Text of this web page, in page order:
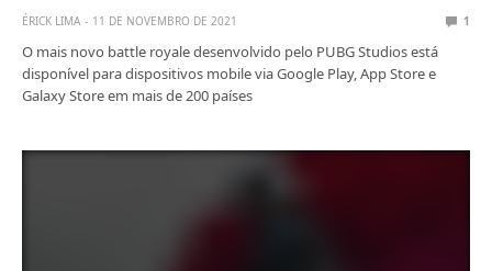
ÉRICK LIMA 11 DE NOVEMBRO DE 2021 1
O mais novo battle royale desenvolvido pelo PUBG Studios está
disponível para dispositivos mobile via Google Play, App Store e
Galaxy Store em mais de 200 países